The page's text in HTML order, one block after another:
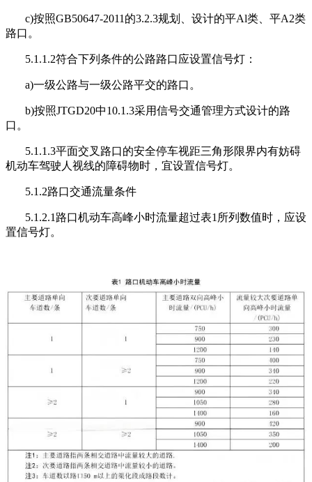
c)按照GB50647-2011的3.2.3规划、设计的平Al类、平A2类
路口。
5.1.1.2符合下列条件的公路路口应设置信号灯：
a)一级公路与一级公路平交的路口。
b)按照JTGD20中10.1.3采用信号交通管理方式设计的路
口。
5.1.1.3平面交叉路口的安全停车视距三角形限界内有妨碍
机动车驾驶人视线的障碍物时，宜设置信号灯。
5.1.2路口交通流量条件
5.1.2.1路口机动车高峰小时流量超过表1所列数值时，应设
置信号灯。